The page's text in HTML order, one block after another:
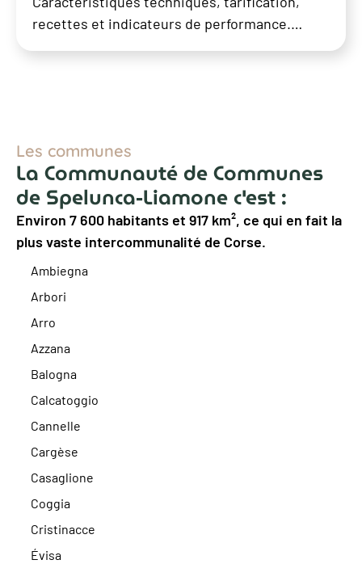
recettes et indicateurs de performance.…
Les communes
La Communauté de Communes
de Spelunca-Liamone c'est :
Environ 7 600 habitants et 917 km², ce qui en fait la
plus vaste intercommunalité de Corse.
Ambiegna
Arbori
Arro
Azzana
Balogna
Calcatoggio
Cannelle
Cargèse
Casaglione
Coggia
Cristinacce
Évisa